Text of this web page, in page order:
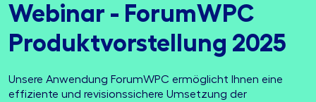
Webinar - Forum­WPC
Produkt­vor­stel­l­ung 2025
Unsere Anwendung ForumWPC ermöglicht Ihnen eine
effiziente und revisionssichere Umsetzung der